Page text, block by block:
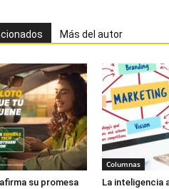
Más del autor
su promesa
Columnas
La inteligencia